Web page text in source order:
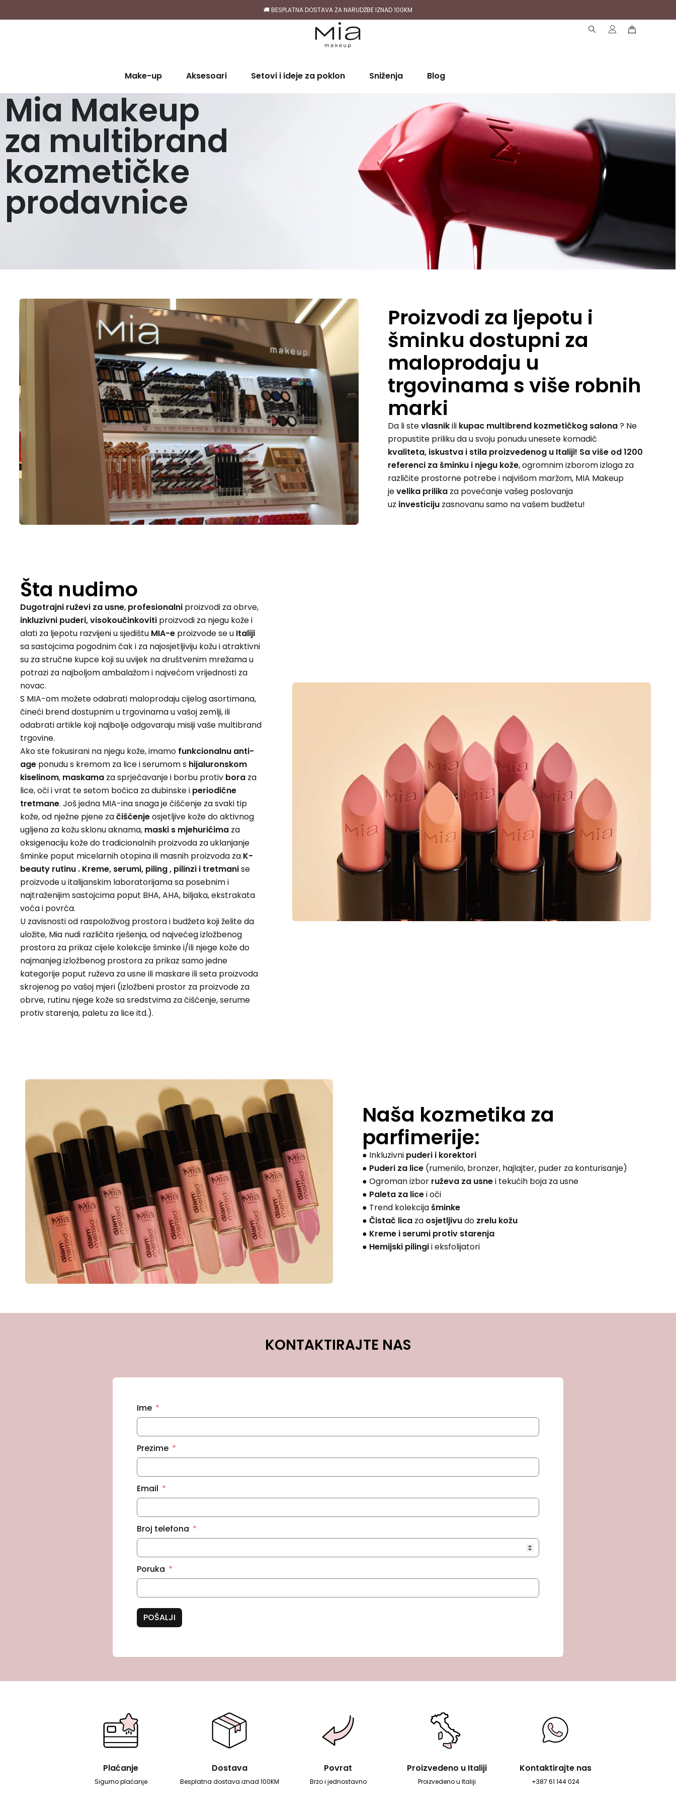
🚚 BESPLATNA DOSTAVA ZA NARUDŽBE IZNAD 100KM
Make-up Aksesoari Setovi i ideje za poklon Sniženja Blog
Mia Makeup
za multibrand
kozmetičke
prodavnice
Proizvodi za ljepotu i
šminku dostupni za
maloprodaju u
trgovinama s više robnih
marki
Da li stevlasnikili kupac multibrend kozmetičkog salona? Ne
propustite priliku da u svoju ponudu unesete komadić
kvaliteta, iskustva i stila proizvedenog u Italiji! Sa više od 1200
referenci za šminku i njegu kože, ogromnim izborom izloga za
različite prostorne potrebe i najvišom maržom, MIA Makeup
jevelika prilika za povećanje vašeg poslovanja
uz investiciju zasnovanu samo na vašem budžetu!
Šta nudimo
Dugotrajni ruževi za usne, profesionalniproizvodi za obrve,
inkluzivni puderi, visokoučinkovitiproizvodi za njegu kože i
alati za ljepotu razvijeni u sjedištu MIA-eproizvode se u Italiji
sa sastojcima pogodnim čak i za najosjetljiviju kožu i atraktivni
su za stručne kupce koji su uvijek na društvenim mrežama u
potrazi za najboljom ambalažom i najvećom vrijednosti za
novac.
S MIA-om možete odabrati maloprodaju cijelog asortimana,
čineći brend dostupnim u trgovinama u vašoj zemlji, ili
odabrati artikle koji najbolje odgovaraju misiji vaše multibrand
trgovine.
Ako ste fokusirani na njegu kože, imamo funkcionalnu anti-
ageponudu s kremom za lice i serumom s hijaluronskom
kiselinom, maskamaza sprječavanje i borbu protiv boraza
lice, oči i vrat te setom bočica za dubinske i periodične
tretmane. Još jedna MIA-ina snaga je čišćenje za svaki tip
kože, od nježne pjene začišćenjeosjetljive kože do aktivnog
ugljena za kožu sklonu aknama, maski s mjehurićimaza
oksigenaciju kože do tradicionalnih proizvoda za uklanjanje
šminke poput micelarnih otopina ili masnih proizvoda za K-
beauty rutinu . Kreme, serumi, piling , pilinzi i tretmanise
proizvode u italijanskim laboratorijama sa posebnim i
najtraženijim sastojcima poput BHA, AHA, biljaka, ekstrakata
voća i povrća.
U zavisnosti od raspoloživog prostora i budžeta koji želite da
uložite, Mia nudi različita rješenja, od najvećeg izložbenog
prostora za prikaz cijele kolekcije šminke i/ili njege kože do
najmanjeg izložbenog prostora za prikaz samo jedne
kategorije poput ruževa za usne ili maskare ili seta proizvoda
skrojenog po vašoj mjeri (izložbeni prostor za proizvode za
obrve, rutinu njege kože sa sredstvima za čišćenje, serume
protiv starenja, paletu za lice itd.).
Naša kozmetika za
parfimerije:
● Inkluzivni puderi i korektori
● Puderi za lice (rumenilo, bronzer, hajlajter, puder za konturisanje)
● Ogroman izbor ruževa za usnei tekućih boja za usne
● Paleta za licei oči
● Trend kolekcijašminke
● Čistač lica za osjetljivudo zrelu kožu
● Kreme i serumi protiv starenja
● Hemijski pilingii eksfolijatori
KONTAKTIRAJTE NAS
Ime
Prezime
Email
Broj telefona
Poruka
POŠALJI
Plaćanje
Sigurno plaćanje
Dostava
Besplatna dostava iznad 100KM
Povrat
Brzo i jednostavno
Proizvedeno u Italiji
Proizvedeno u Italiji
Kontaktirajte nas
+387 61 144 024